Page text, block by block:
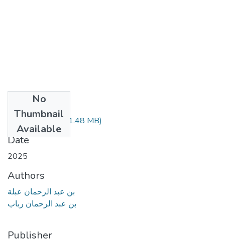
No
Thumbnail
Available
070.04.251.pdf (1.48 MB)
Date
2025
Authors
بن عبد الرحمان عبلة
بن عبد الرحمان رباب
Publisher